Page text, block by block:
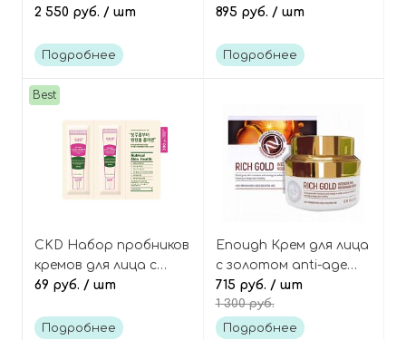
кожи с ниацинамидом
Kojic Acid Turmeric Vita
2 550 руб. / шт
Подробнее
успокаивающее
азуленом и
895 руб. / шт
Подробнее
Best
CKD Набор пробников
кремов для лица с
ретинолом 2 шт,
Molecule 300 Cream
69 руб. / шт
Подробнее
Enough Крем для лица
с золотом anti-age
Rich gold intensive PRO
nourishing cream
715 руб. / шт
1 300 руб.
Подробнее